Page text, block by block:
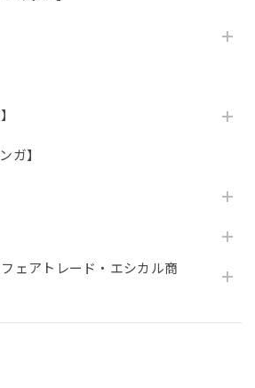
ガ】
フェアトレード・エシカル商